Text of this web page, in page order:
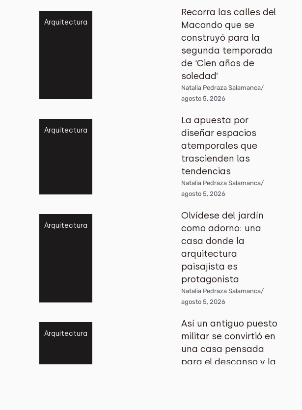
Arquitectura
Recorra las calles del
Macondo que se
construyó para la
segunda temporada
de ‘Cien años de
soledad’
Natalia Pedraza Salamanca/
agosto 5, 2026
Arquitectura
La apuesta por
diseñar espacios
atemporales que
trascienden las
tendencias
Natalia Pedraza Salamanca/
agosto 5, 2026
Arquitectura
Olvídese del jardín
como adorno: una
casa donde la
arquitectura
paisajista es
protagonista
Natalia Pedraza Salamanca/
agosto 5, 2026
Arquitectura
Así un antiguo puesto
militar se convirtió en
una casa pensada
para el descanso y la